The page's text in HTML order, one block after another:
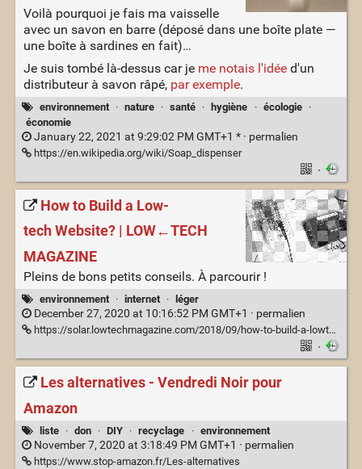
Voilà pourquoi je fais ma vaisselle
avec un savon en barre (déposé dans une boîte plate —
une boîte à sardines en fait)…
Je suis tombé là-dessus car je me notais l'idéed'un
distributeur à savon râpé, par exemple.
environnement · nature · santé · hygiène · écologie
·
économie
January 22, 2021 at 9:29:02 PM GMT+1 * · permalien
https://en.wikipedia.org/wiki/Soap_dispenser
·
How to Build a Low-
tech Website? | LOW←TECH
MAGAZINE
Pleins de bons petits conseils. À parcourir !
environnement · internet · léger
December 27, 2020 at 10:16:52 PM GMT+1 · permalien
https://solar.lowtechmagazine.com/2018/09/how-to-build-a-lowtech-website/
·
Les alternatives - Vendredi Noir pour
Amazon
liste · don · DIY · recyclage · environnement
November 7, 2020 at 3:18:49 PM GMT+1 · permalien
https://www.stop-amazon.fr/Les-alternatives